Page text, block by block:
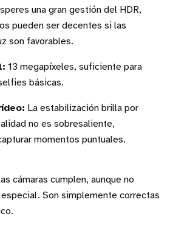
una gran gestión del HDR,
pueden ser decentes si las
son favorables.
13 megapíxeles, suficiente para
básicas.
La estabilización brilla por
no es sobresaliente,
momentos puntuales.
cámaras cumplen, aunque no
Son simplemente correctas